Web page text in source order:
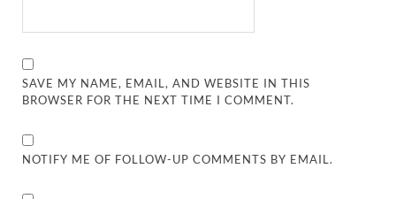
SAVE MY NAME, EMAIL, AND WEBSITE IN THIS
BROWSER FOR THE NEXT TIME I COMMENT.
NOTIFY ME OF FOLLOW-UP COMMENTS BY EMAIL.